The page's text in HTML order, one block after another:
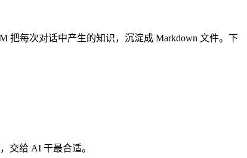
把每次对话中产生的知识，沉淀成 Markdown 文件。下
交给 AI 干最合适。